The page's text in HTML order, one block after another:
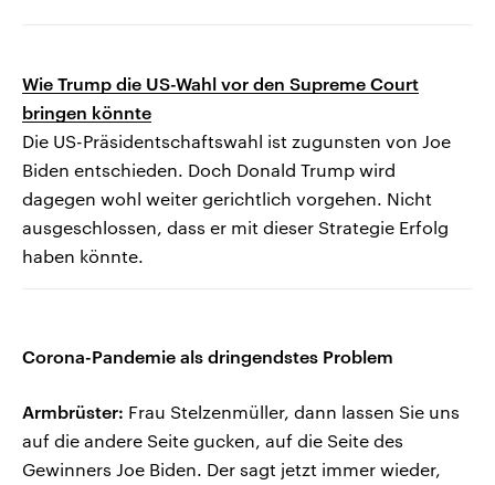
Wie Trump die US-Wahl vor den Supreme Court
bringen könnte
Die US-Präsidentschaftswahl ist zugunsten von Joe
Biden entschieden. Doch Donald Trump wird
dagegen wohl weiter gerichtlich vorgehen. Nicht
ausgeschlossen, dass er mit dieser Strategie Erfolg
haben könnte.
Corona-Pandemie als dringendstes Problem
Armbrüster: Frau Stelzenmüller, dann lassen Sie uns
auf die andere Seite gucken, auf die Seite des
Gewinners Joe Biden. Der sagt jetzt immer wieder,